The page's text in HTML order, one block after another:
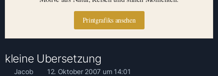
Printgrafiks ansehen
kleine Ubersetzung
Jacob 12. Oktober 2007 um 14:01